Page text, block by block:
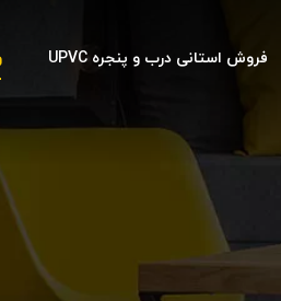
فروش استانی درب و پنجره UPVC